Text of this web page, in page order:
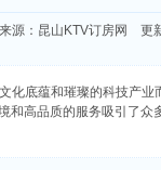
来源： 昆山KTV订房网 更
化底蕴和璀璨的科技产
和高品质的服务吸引了